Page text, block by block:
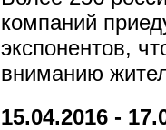
компаний
экспонентов,
вниманию
15.04.2016 -